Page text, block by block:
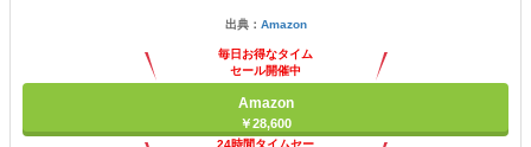
出典： Amazon
毎日お得なタイム
セール開催中
Amazon
￥28,600